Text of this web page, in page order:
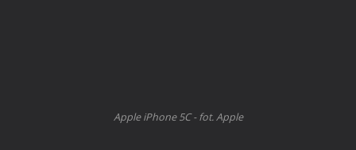
Apple iPhone 5C - fot. Apple